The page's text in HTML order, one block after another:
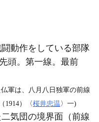
動作をしている部隊
頭。第一線。最前
軍は、八月八日独軍の前線
1914）〈桜井忠温〉一)
気団の境界面（前線